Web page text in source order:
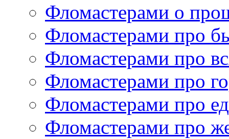
Фломастерами о
Фломастерами про
Фломастерами про
Фломастерами про
Фломастерами про
Фломастерами про